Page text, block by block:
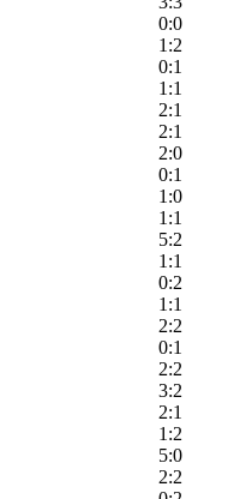
0:0
1:2
0:1
1:1
2:1
2:1
2:0
0:1
1:0
1:1
5:2
1:1
0:2
1:1
2:2
0:1
2:2
3:2
2:1
1:2
5:0
2:2